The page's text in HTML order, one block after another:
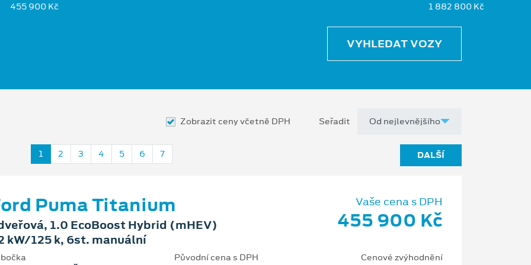
455 900 Kč 1 882 800 Kč
VYHLEDAT VOZY
Zobrazit ceny včetně DPH Seřadit
1 2 3 4 5 6 7 DALŠÍ
Puma Titanium
1.0 EcoBoost Hybrid (mHEV)
kW/125 k, 6st. manuální
Vaše cena s DPH
455 900 Kč
Původní cena s DPH Cenové zvýhodnění